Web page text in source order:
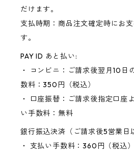
だけます。
支払時期：商品注文確定時にお
す。
PAY ID あと払い:
・ コンビニ：ご請求後翌月10日
数料：350円（税込）
・ 口座振替：ご請求後指定口座
い手数料：無料
銀行振込決済（ご請求後5営業日
・ 支払い手数料：360円（税込）